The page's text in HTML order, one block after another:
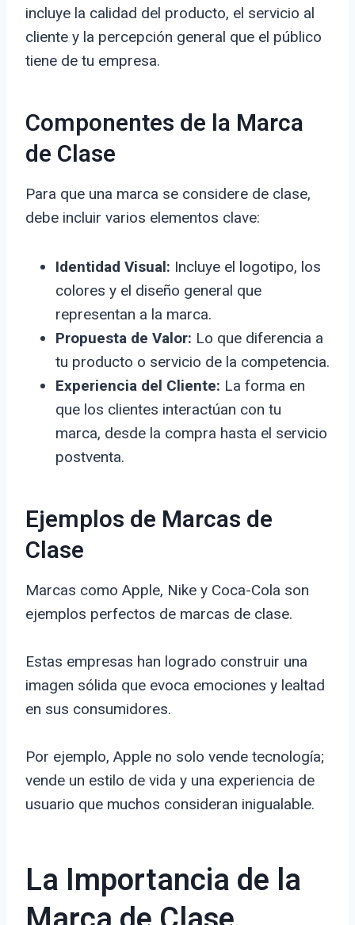
incluye la calidad del producto, el servicio al
cliente y la percepción general que el público
tiene de tu empresa.
Componentes de la Marca
de Clase
Para que una marca se considere de clase,
debe incluir varios elementos clave:
Identidad Visual: Incluye el logotipo, los
colores y el diseño general que
representan a la marca.
Propuesta de Valor: Lo que diferencia a
tu producto o servicio de la competencia.
Experiencia del Cliente: La forma en
que los clientes interactúan con tu
marca, desde la compra hasta el servicio
postventa.
Ejemplos de Marcas de
Clase
Marcas como Apple, Nike y Coca-Cola son
ejemplos perfectos de marcas de clase.
Estas empresas han logrado construir una
imagen sólida que evoca emociones y lealtad
en sus consumidores.
Por ejemplo, Apple no solo vende tecnología;
vende un estilo de vida y una experiencia de
usuario que muchos consideran inigualable.
La Importancia de la